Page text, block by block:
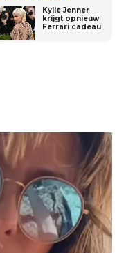
Kylie Jenner
krijgt opnieuw
Ferrari cadeau